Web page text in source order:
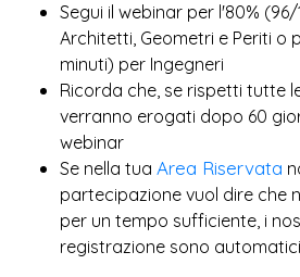
Segui il webinar per l'80%
Architetti, Geometri e Periti o
minuti) per Ingegneri
Ricorda che, se rispetti tutte
verranno erogati dopo 60
webinar
Se nella tua Area Riservata
partecipazione vuol dire che
per un tempo sufficiente, i
registrazione sono